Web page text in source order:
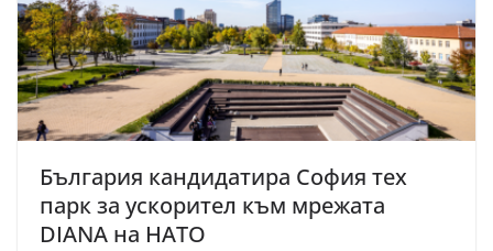
България кандидатира София тех
парк за ускорител към мрежата
DIANA на НАТО